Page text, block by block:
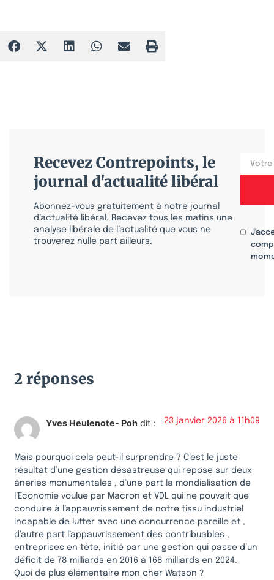
Recevez Contrepoints, le
journal d'actualité libéral
Abonnez-vous gratuitement à notre journal
d’actualité libéral. Recevez tous les matins une
analyse libérale de l’actualité que vous ne
trouverez nulle part ailleurs.
2 réponses
Yves Heulenote- Poh dit : 23 janvier 2026 à 11h09
Mais pourquoi cela peut-il surprendre ? C’est le juste
résultat d’une gestion désastreuse qui repose sur deux
âneries monumentales , d’une part la mondialisation de
l’Economie voulue par Macron et VDL qui ne pouvait que
conduire à l’appauvrissement de notre tissu industriel
incapable de lutter avec une concurrence pareille et ,
d’autre part l’appauvrissement des contribuables ,
entreprises en tête, initié par une gestion qui passe d’un
déficit de 78 milliards en 2016 à 168 milliards en 2024.
Quoi de plus élémentaire mon cher Watson ?